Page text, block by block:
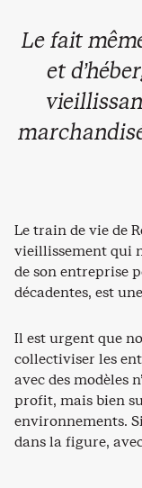
Le fait
et
Le train de vie de
vieillissement qui
de son entreprise
décadentes, est
Il est urgent que
collectiviser les
avec des modèles
profit, mais bien
environnements.
dans la figure,